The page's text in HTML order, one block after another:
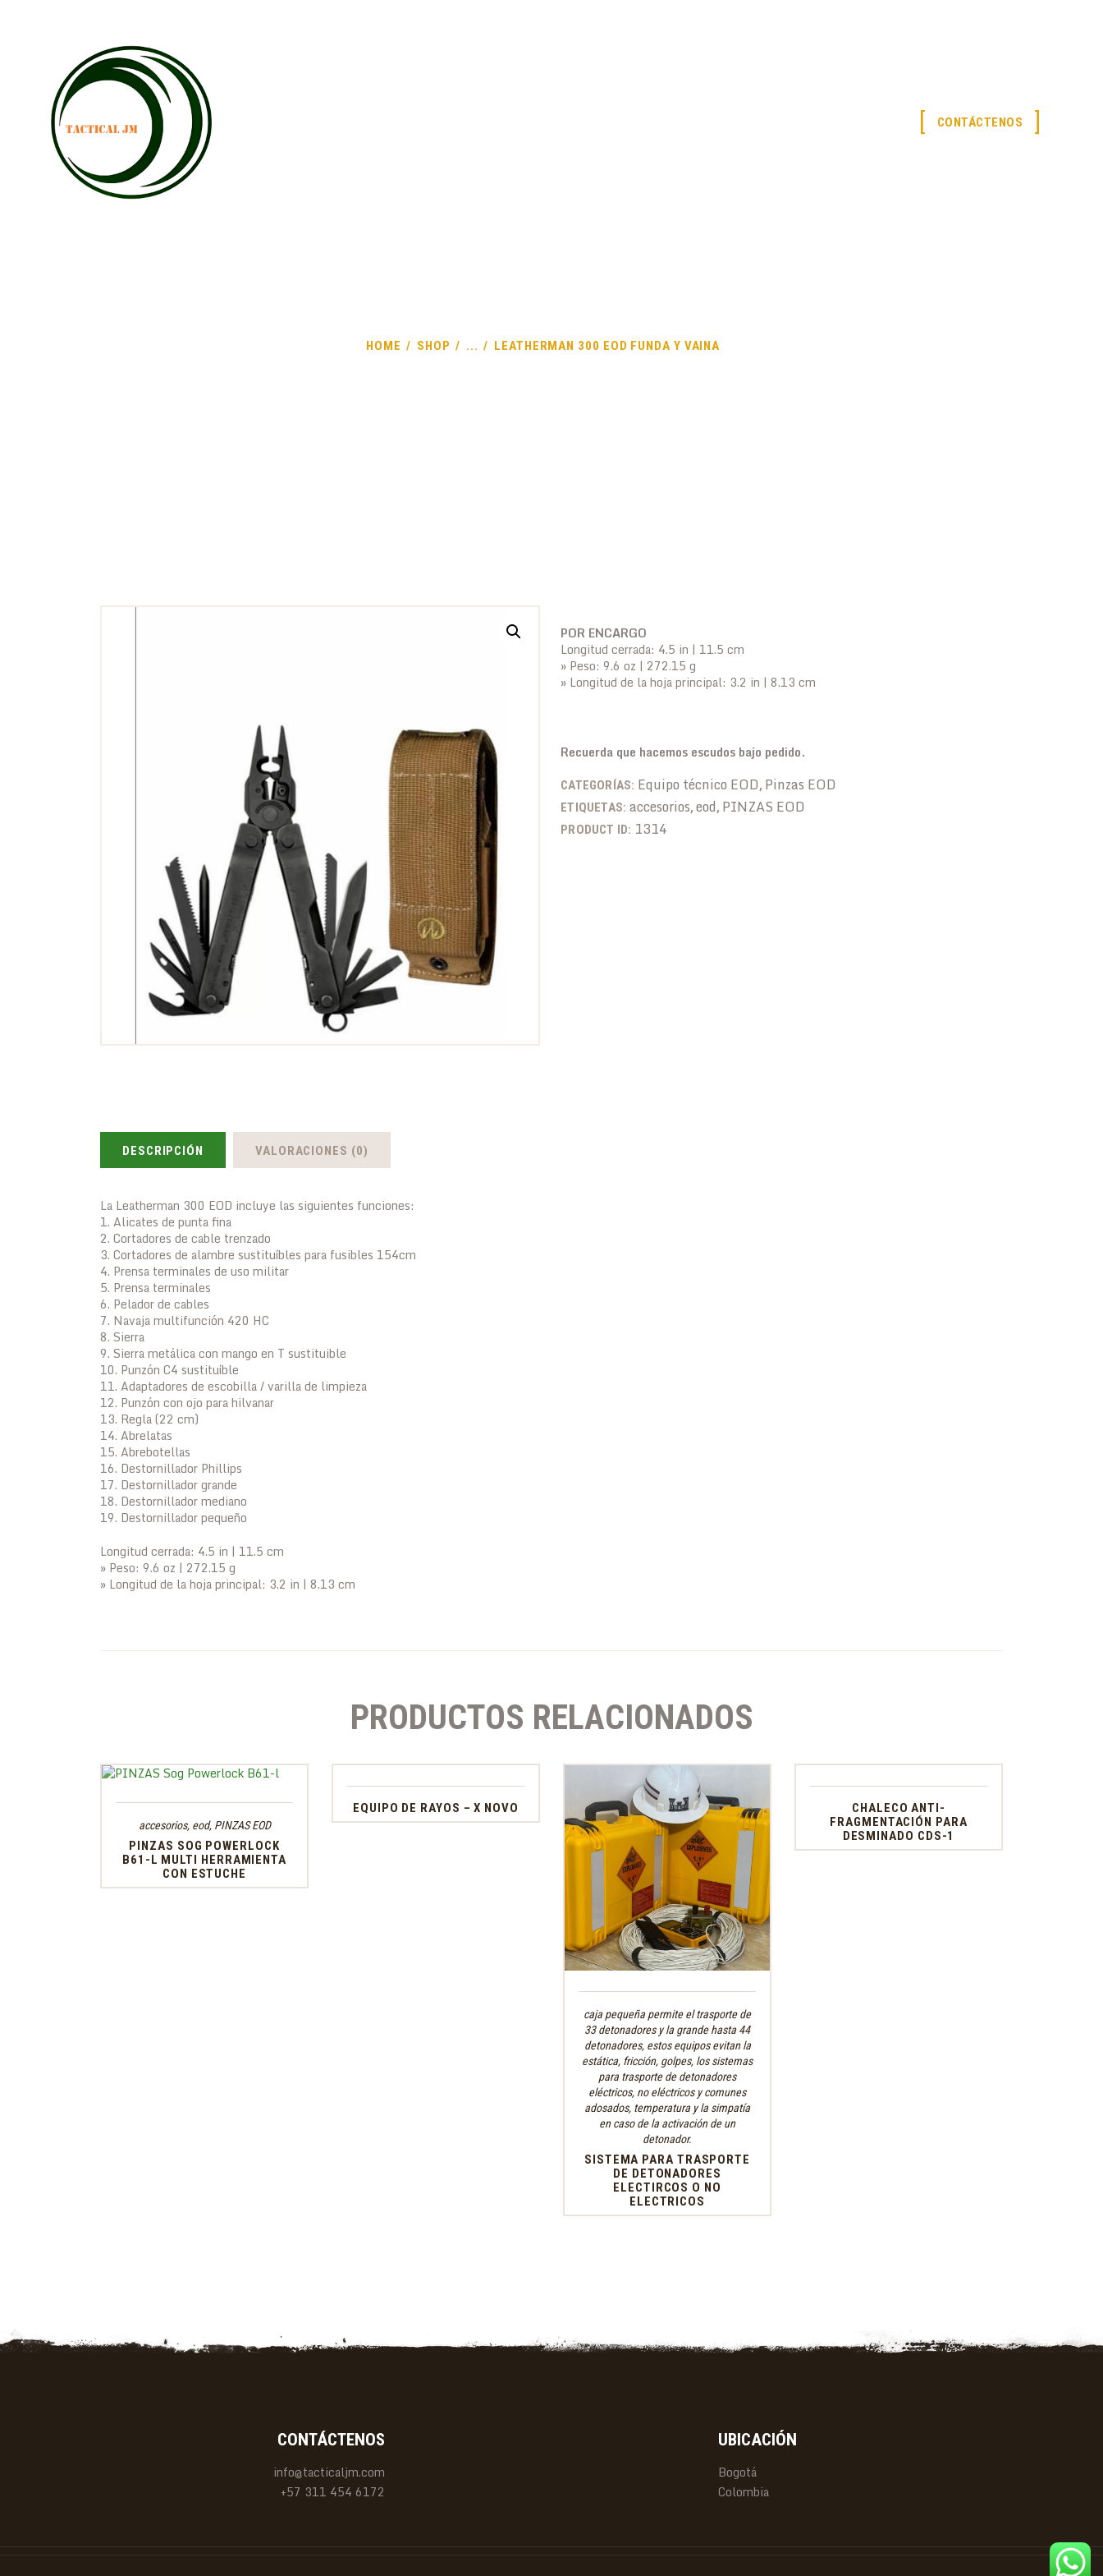
CONTÁCTENOS
HOME SHOP ... LEATHERMAN 300 EOD FUNDA Y VAINA
EMPRESA
PRODUCTOS
SERVICIOS
POR ENCARGO
Longitud cerrada: 4.5 in | 11.5 cm
» Peso: 9.6 oz | 272.15 g
» Longitud de la hoja principal: 3.2 in | 8.13 cm
Recuerda que hacemos escudos bajo pedido.
CATEGORÍAS: Equipo técnico EOD, Pinzas EOD
ETIQUETAS: accesorios, eod, PINZAS EOD
PRODUCT ID: 1314
DESCRIPCIÓN VALORACIONES (0)
La Leatherman 300 EOD incluye las siguientes funciones:
1. Alicates de punta fina
2. Cortadores de cable trenzado
3. Cortadores de alambre sustituíbles para fusibles 154cm
4. Prensa terminales de uso militar
5. Prensa terminales
6. Pelador de cables
7. Navaja multifunción 420 HC
8. Sierra
9. Sierra metálica con mango en T sustituible
10. Punzón C4 sustituíble
11. Adaptadores de escobilla / varilla de limpieza
12. Punzón con ojo para hilvanar
13. Regla (22 cm)
14. Abrelatas
15. Abrebotellas
16. Destornillador Phillips
17. Destornillador grande
18. Destornillador mediano
19. Destornillador pequeño
Longitud cerrada: 4.5 in | 11.5 cm
» Peso: 9.6 oz | 272.15 g
» Longitud de la hoja principal: 3.2 in | 8.13 cm
PRODUCTOS RELACIONADOS
accesorios, eod, PINZAS EOD
PINZAS SOG POWERLOCK
B61-L MULTI HERRAMIENTA
CON ESTUCHE
EQUIPO DE RAYOS – X NOVO
caja pequeña permite el trasporte de
33 detonadores y la grande hasta 44
detonadores, estos equipos evitan la
estática, fricción, golpes, los sistemas
para trasporte de detonadores
eléctricos, no eléctricos y comunes
adosados, temperatura y la simpatía
en caso de la activación de un
detonador.
SISTEMA PARA TRASPORTE
DE DETONADORES
ELECTIRCOS O NO
ELECTRICOS
CHALECO ANTI-
FRAGMENTACIÓN PARA
DESMINADO CDS-1
CONTÁCTENOS
info@tacticaljm.com
+57 311 454 6172
UBICACIÓN
Bogotá
Colombia